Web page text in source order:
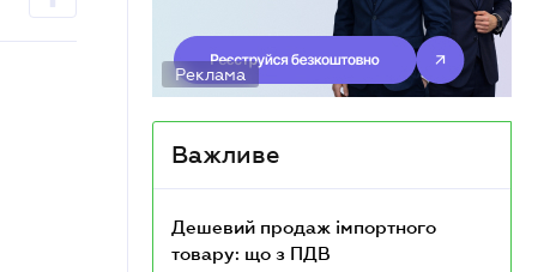
Реклама
Важливе
Дешевий продаж імпортного
товару: що з ПДВ